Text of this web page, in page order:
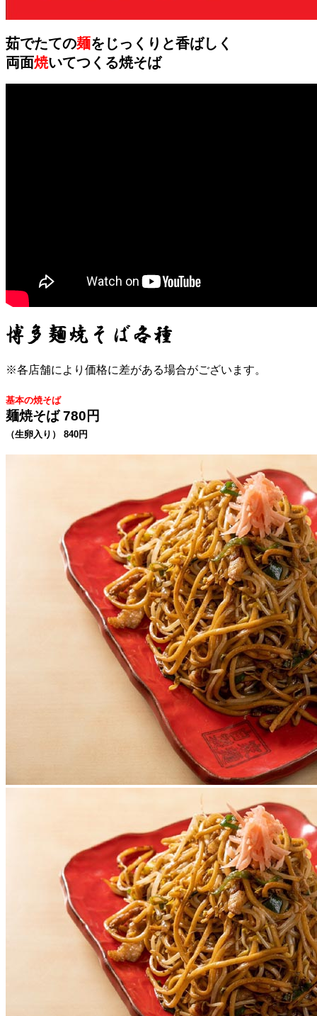
茹でたての麺をじっくりと香ばしく
両面焼いてつくる焼そば
※各店舗により価格に差がある場合がございます。
基本の焼そば
麺焼そば 780円
（生卵入り） 840円